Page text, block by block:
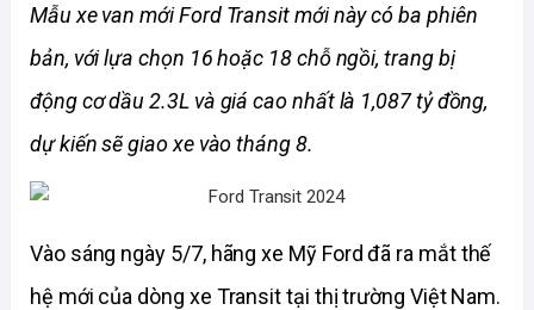
Mẫu xe van mới Ford Transit mới này có ba phiên
bản, với lựa chọn 16 hoặc 18 chỗ ngồi, trang bị
động cơ dầu 2.3L và giá cao nhất là 1,087 tỷ đồng,
dự kiến sẽ giao xe vào tháng 8.
Vào sáng ngày 5/7, hãng xe Mỹ Ford đã ra mắt thế
hệ mới của dòng xe Transit tại thị trường Việt Nam.